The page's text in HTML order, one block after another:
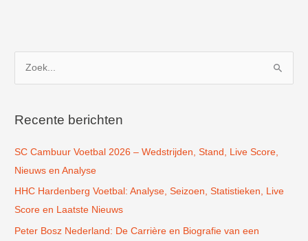
k
a
a
r
:
Recente berichten
SC Cambuur Voetbal 2026 – Wedstrijden, Stand, Live Score,
Nieuws en Analyse
HHC Hardenberg Voetbal: Analyse, Seizoen, Statistieken, Live
Score en Laatste Nieuws
Peter Bosz Nederland: De Carrière en Biografie van een